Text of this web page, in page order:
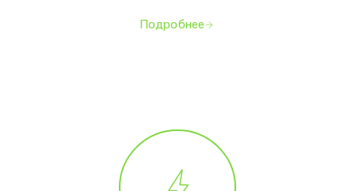
Подробнее